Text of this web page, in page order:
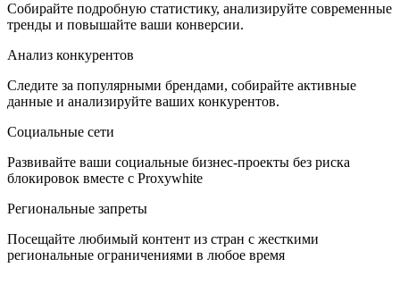
Индонезия
Собирайте подробную статистику, анализируйте современные
тренды и повышайте ваши конверсии.
Анализ конкурентов
Следите за популярными брендами, собирайте активные
данные и анализируйте ваших конкурентов.
Социальные сети
Развивайте ваши социальные бизнес-проекты без риска
блокировок вместе с Proxywhite
Региональные запреты
Посещайте любимый контент из стран с жесткими
региональные ограничениями в любое время